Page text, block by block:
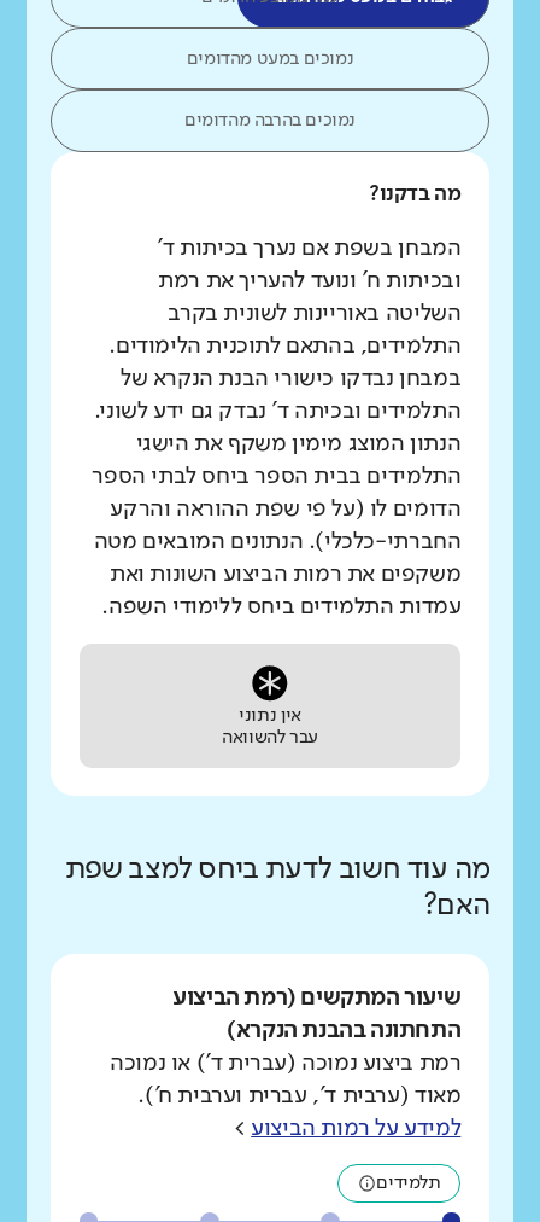
נמוכים במעט מהדומים
נמוכים בהרבה מהדומים
מה בדקנו?
המבחן בשפת אם נערך בכיתות ד'
ובכיתות ח' ונועד להעריך את רמת
השליטה באוריינות לשונית בקרב
התלמידים, בהתאם לתוכנית הלימודים.
במבחן נבדקו כישורי הבנת הנקרא של
התלמידים ובכיתה ד' נבדק גם ידע לשוני.
הנתון המוצג מימין משקף את הישגי
התלמידים בבית הספר ביחס לבתי הספר
הדומים לו (על פי שפת ההוראה והרקע
החברתי-כלכלי). הנתונים המובאים מטה
משקפים את רמות הביצוע השונות ואת
עמדות התלמידים ביחס ללימודי השפה.
אין נתוני
עבר להשוואה
מה עוד חשוב לדעת ביחס למצב שפת
האם?
שיעור המתקשים (רמת הביצוע
התחתונה בהבנת הנקרא)
רמת ביצוע נמוכה (עברית ד') או נמוכה
מאוד (ערבית ד', עברית וערבית ח').
למידע על רמות הביצוע >
תלמידים